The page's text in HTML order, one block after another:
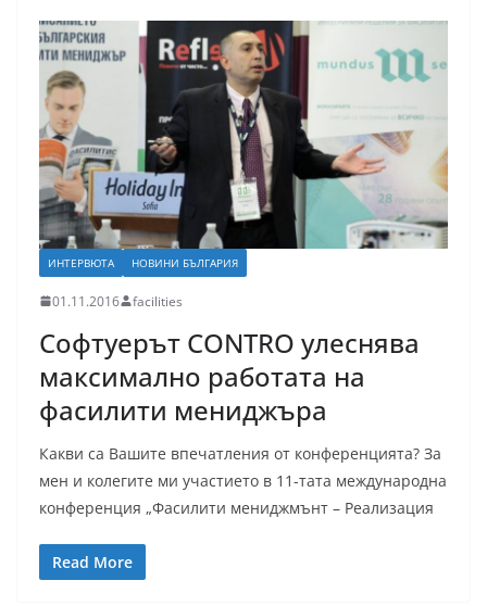
ИНТЕРВЮТА НОВИНИ БЪЛГАРИЯ
01.11.2016 facilities
Софтуерът CONTRO улеснява
максимално работата на
фасилити мениджъра
Какви са Вашите впечатления от конференцията? За
мен и колегите ми участието в 11-тата международна
конференция „Фасилити мениджмънт – Реализация
Read More